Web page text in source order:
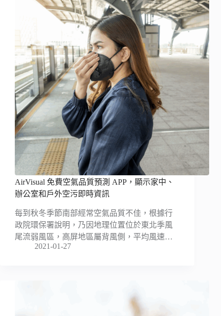
AirVisual 免費空氣品質預測 APP，顯示家中、
辦公室和戶外空污即時資訊
每到秋冬季節南部經常空氣品質不佳，根據行
政院環保署說明，乃因地理位置位於東北季風
尾流弱風區，高屏地區屬背風側，平均風速…
2021-01-27